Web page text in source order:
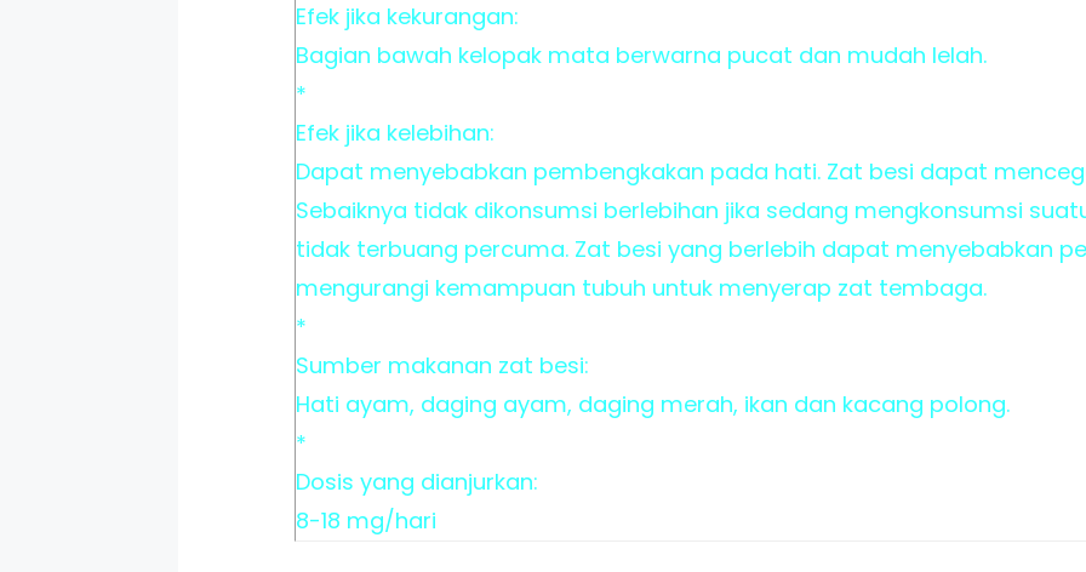
Efek jika kekurangan:
Bagian bawah kelopak mata berwarna pucat dan mudah lelah.
*
Efek jika kelebihan:
Dapat menyebabkan pembengkakan pada hati. Zat besi dapat
Sebaiknya tidak dikonsumsi berlebihan jika sedang mengkonsumsi
tidak terbuang percuma. Zat besi yang berlebih dapat menyebabkan
mengurangi kemampuan tubuh untuk menyerap zat tembaga.
*
Sumber makanan zat besi:
Hati ayam, daging ayam, daging merah, ikan dan kacang polong.
*
Dosis yang dianjurkan:
8-18 mg/hari